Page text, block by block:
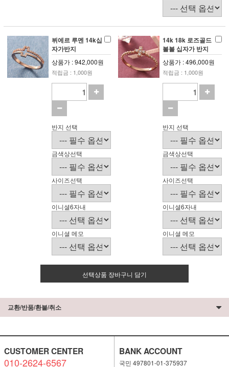
뷔에르 루멘 14k십
자가반지
상품가 : 942,000원
적립금 : 1,000원
반지 선택
금색상선택
사이즈선택
이니셜6자내
이니셜 메모
14k 18k 로즈골드
볼볼 십자가 반지
상품가 : 496,000원
적립금 : 1,000원
반지 선택
금색상선택
사이즈선택
이니셜6자내
이니셜 메모
선택상품 장바구니 담기
교환/반품/환불/취소
CUSTOMER CENTER
010-2624-6567
BANK ACCOUNT
국민 497801-01-375937